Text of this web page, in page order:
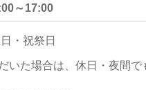
～17:00
・祝祭日
いた場合は、休日・夜間で